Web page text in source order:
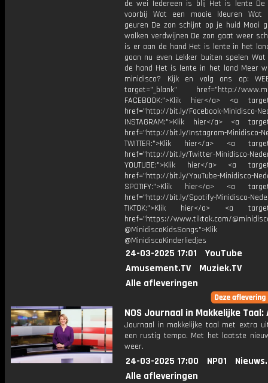
de wei Iedereen is blij Het is lente
voorbij Wat een mooie kleuren Wat
geuren De zon schijnt op je huid Mooi
wolken verdwijnen De zon gaat weer
is er aan de hand Het is lente in het
gaan nu even Lekker buiten spelen
de hand Het is lente in het land Meer
minidisco? Kijk en volg ons op:
target="_blank" href="http://
FACEBOOK:">Klik hier</a> <a
href="http://bit.ly/Facebook-Minidisco-
INSTAGRAM:">Klik hier</a> <a
href="http://bit.ly/Instagram-Minidisco-
TWITTER:">Klik hier</a> <a
href="http://bit.ly/Twitter-Minidisco-
YOUTUBE:">Klik hier</a> <a
href="http://bit.ly/YouTube-Minidisco-
SPOTIFY:">Klik hier</a> <a
href="http://bit.ly/Spotify-Minidisco-
TIKTOK:">Klik hier</a> <a
href="https://www.tiktok.com/
@MinidiscoKidsSongs">Klik
@MinidiscoKinderliedjes
24-03-2025 17:01
YouTube
Amusement.TV
Muziek.TV
Alle afleveringen
NOS Journaal in Makkelijke
Journaal in makkelijke taal met extra
een rustig tempo. Met het laatste
weer.
24-03-2025 17:00 NPO1
Alle afleveringen